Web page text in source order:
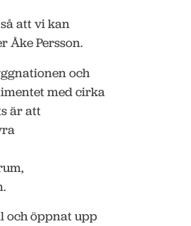
att vi kan
Åke Persson.
och
med cirka
är att
och öppnat upp